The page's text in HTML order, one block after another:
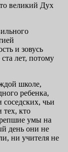
великий Дух
и зовусь
лет, потому
школе,
ребенка,
соседских, чьи
тех, кто
умы на
день они не
ни учителя не